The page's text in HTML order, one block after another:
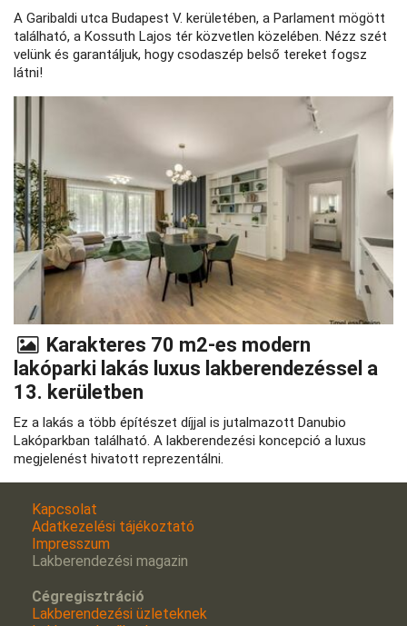
A Garibaldi utca Budapest V. kerületében, a Parlament mögött
található, a Kossuth Lajos tér közvetlen közelében. Nézz szét
velünk és garantáljuk, hogy csodaszép belső tereket fogsz
látni!
Karakteres 70 m2-es modern
lakóparki lakás luxus lakberendezéssel a
13. kerületben
Ez a lakás a több építészet díjjal is jutalmazott Danubio
Lakóparkban található. A lakberendezési koncepció a luxus
megjelenést hivatott reprezentálni.
Kapcsolat
Adatkezelési tájékoztató
Impresszum
Lakberendezési magazin
Cégregisztráció
Lakberendezési üzleteknek